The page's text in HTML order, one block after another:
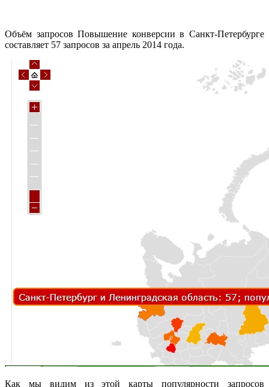
Объём запросов Повышение конверсии в Санкт-Петербурге
составляет 57 запросов за апрель 2014 года.
Как мы видим из этой карты популярности запросов